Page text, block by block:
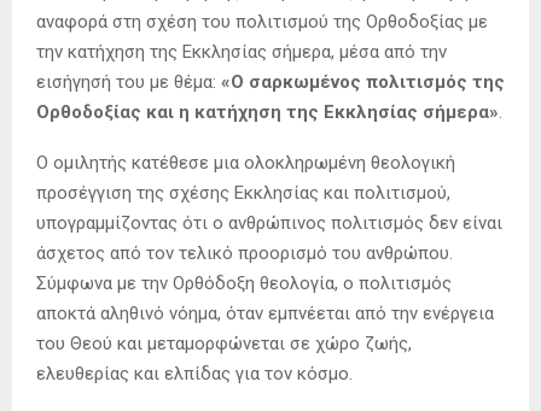
αναφορά στη σχέση του πολιτισμού της Ορθοδοξίας με
την κατήχηση της Εκκλησίας σήμερα, μέσα από την
εισήγησή του με θέμα: «Ο σαρκωμένος πολιτισμός της
Ορθοδοξίας και η κατήχηση της Εκκλησίας σήμερα»
Ο ομιλητής κατέθεσε μια ολοκληρωμένη θεολογική
προσέγγιση της σχέσης Εκκλησίας και πολιτισμού,
υπογραμμίζοντας ότι ο ανθρώπινος πολιτισμός δεν είναι
άσχετος από τον τελικό προορισμό του ανθρώπου.
Σύμφωνα με την Ορθόδοξη θεολογία, ο πολιτισμός
αποκτά αληθινό νόημα, όταν εμπνέεται από την ενέργεια
του Θεού και μεταμορφώνεται σε χώρο ζωής,
ελευθερίας και ελπίδας για τον κόσμο.